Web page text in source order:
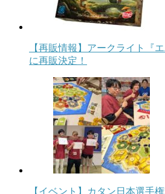
【再販情報】アークライト『
に再販決定！
【イベント】カタン日本選手